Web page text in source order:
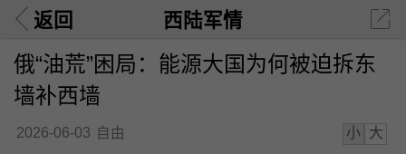
返回 西陆军情
俄“油荒”困局：能源大国为何被迫拆东
墙补西墙
2026-06-03 自由 小 大